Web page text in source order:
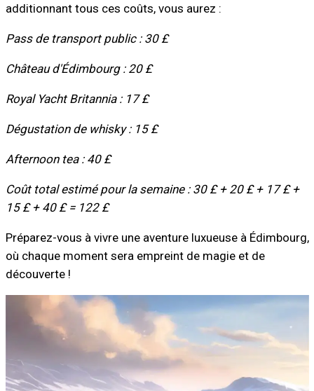
additionnant tous ces coûts, vous aurez :
Pass de transport public : 30 £
Château d'Édimbourg : 20 £
Royal Yacht Britannia : 17 £
Dégustation de whisky : 15 £
Afternoon tea : 40 £
Coût total estimé pour la semaine : 30 £ + 20 £ + 17 £ +
15 £ + 40 £ = 122 £
Préparez-vous à vivre une aventure luxueuse à Édimbourg,
où chaque moment sera empreint de magie et de
découverte !